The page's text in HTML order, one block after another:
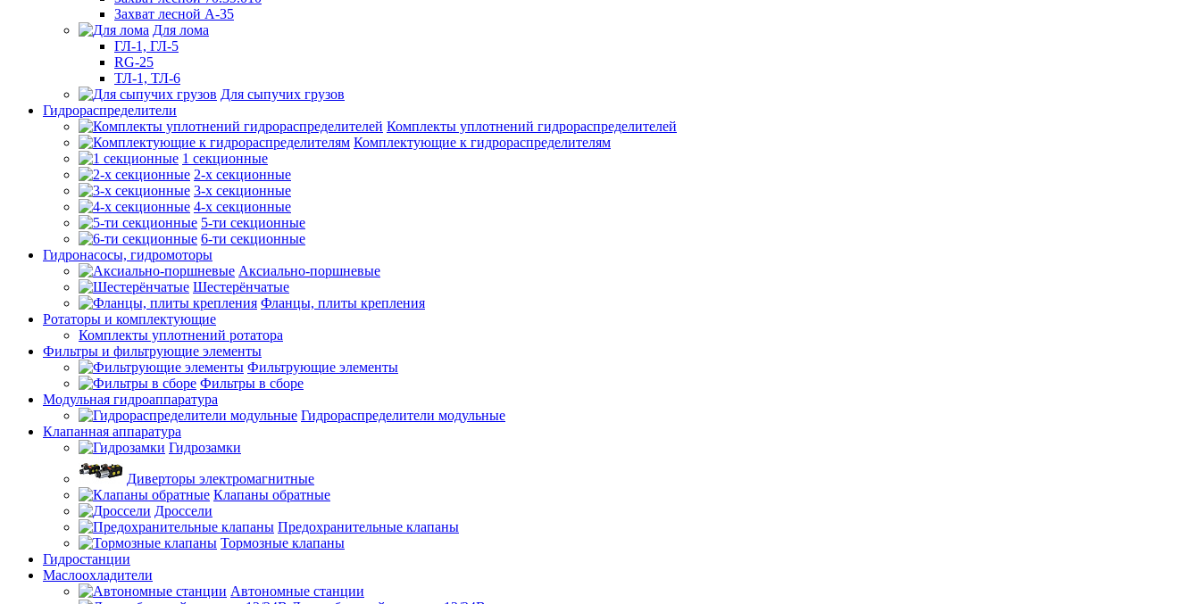
Захват лесной А-35
Для лома
ГЛ-1, ГЛ-5
RG-25
ТЛ-1, ТЛ-6
Для сыпучих грузов
Гидрораспределители
Комплекты уплотнений гидрораспределителей
Комплектующие к гидрораспределителям
1 секционные
2-х секционные
3-х секционные
4-х секционные
5-ти секционные
6-ти секционные
Гидронасосы, гидромоторы
Аксиально-поршневые
Шестерёнчатые
Фланцы, плиты крепления
Ротаторы и комплектующие
Комплекты уплотнений ротатора
Фильтры и фильтрующие элементы
Фильтрующие элементы
Фильтры в сборе
Модульная гидроаппаратура
Гидрораспределители модульные
Клапанная аппаратура
Гидрозамки
Диверторы электромагнитные
Клапаны обратные
Дроссели
Предохранительные клапаны
Тормозные клапаны
Гидростанции
Маслоохладители
Автономные станции